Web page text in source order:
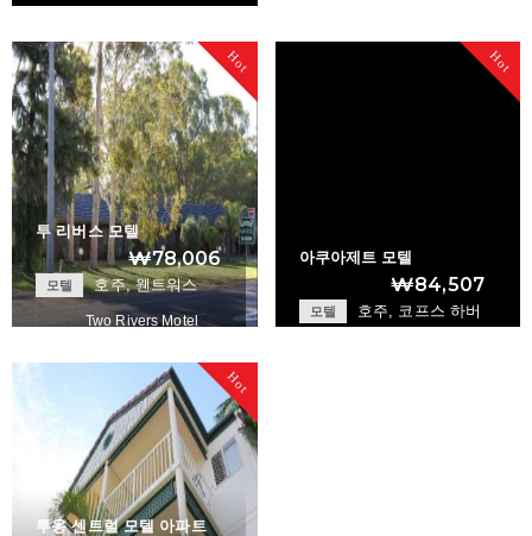
Turangi Bridge Mo…
+ Hot
투 리버스 모텔
₩78,006
모텔 호주, 웬트워스
Two Rivers Motel
Hot
아쿠아제트 모텔
₩84,507
모텔 호주, 코프스 하버
Hot
투옹 센트럴 모텔 아파트